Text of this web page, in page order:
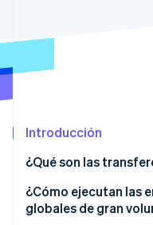
Prevención de fraude
Constitución de una
Identity
Introducción
¿Qué son las
¿Cómo ejecutan las
globales de gran